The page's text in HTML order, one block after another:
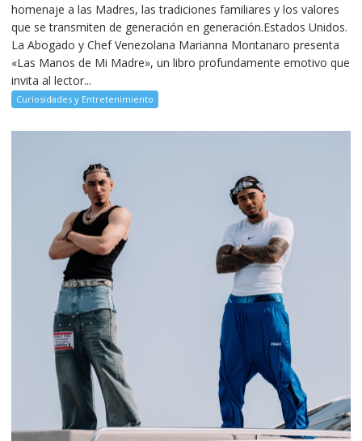
homenaje a las Madres, las tradiciones familiares y los valores
que se transmiten de generación en generación.Estados Unidos.
La Abogado y Chef Venezolana Marianna Montanaro presenta
«Las Manos de Mi Madre», un libro profundamente emotivo que
invita al lector...
Curiosidades y Entretenimiento